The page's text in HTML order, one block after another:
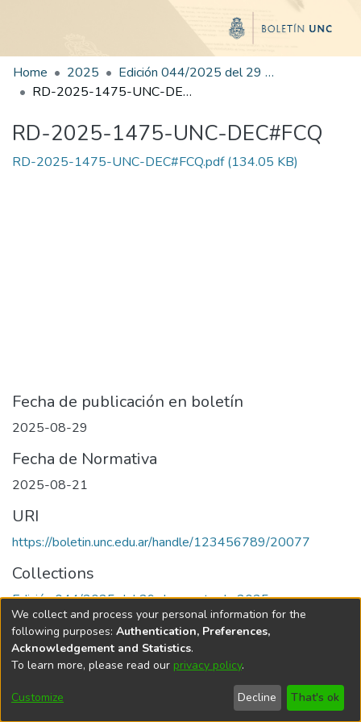
Home 2025
Edición 044/2025 del 29 de agosto de 2025
RD-2025-1475-UNC-DEC#FCQ
RD-2025-1475-UNC-DEC#FCQ
RD-2025-1475-UNC-DEC#FCQ.pdf(134.05 KB)
Fecha de publicación en boletín
2025-08-29
Fecha de Normativa
2025-08-21
URI
https://boletin.unc.edu.ar/handle/123456789/20077
Collections
Edición 044/2025 del 29 de agosto de 2025
Universidad Nacional de Córdoba
We collect and process your personal information for the
following purposes: Authentication, Preferences,
Acknowledgement and Statistics.
To learn more, please read our privacy policy.
Customize Decline That's ok